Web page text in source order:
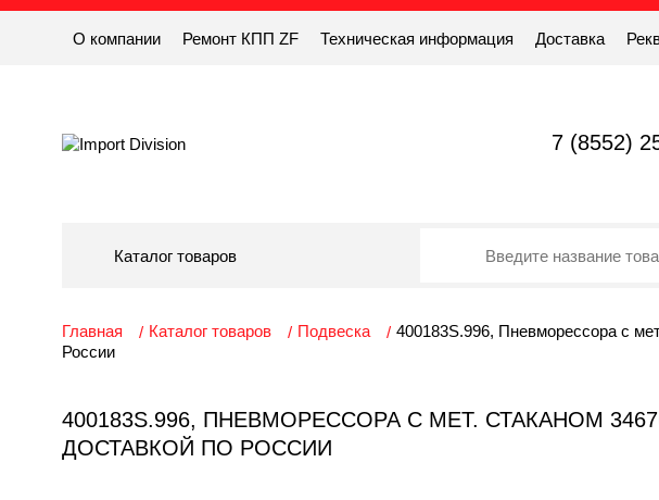
О компании Ремонт КПП ZF Техническая информация Доставка
7 (8552)
Каталог товаров
Главная Каталог товаров Подвеска
400183S.996, Пневморессора с
России
400183S.996, ПНЕВМОРЕССОРА С МЕТ. СТАКАНОМ
ДОСТАВКОЙ ПО РОССИИ